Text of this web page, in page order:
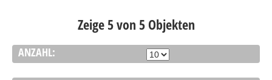
Zeige 5 von 5 Objekten
ANZAHL: